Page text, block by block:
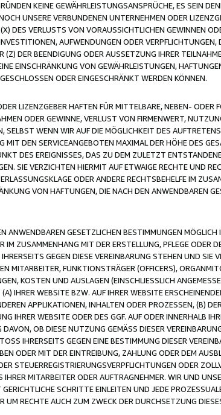
KEINE GEWÄHRLEISTUNGSANSPRÜCHE, ES SEIN
UNSERE VERBUNDENEN UNTERNEHMEN ODER
DES VERLUSTS VON VORAUSSICHTLICHEN GEWINNEN
AUFWENDUNGEN ODER
DER BEENDIGUNG ODER AUSSETZUNG IHRER
EINSCHRÄNKUNG VON GEWÄHRLEISTUNGEN,
ODER EINGESCHRÄNKT WERDEN KÖNNEN.
LIZENZGEBER HAFTEN FÜR MITTELBARE, NEBEN- ODER
ODER GEWINNE, VERLUST VON FIRMENWERT,
WENN WIR AUF DIE MÖGLICHKEIT DES
DEN SERVICEANGEBOTEN MAXIMAL DER HÖHE DES
DES EREIGNISSES, DAS ZU DEM ZULETZT
SIE VERZICHTEN HIERMIT AUF ETWAIGE RECHTE UND
ODER ANDERE RECHTSBEHELFE IM
VON HAFTUNGEN, DIE NACH DEN ANWENDBAREN
GESETZLICHEN BESTIMMUNGEN MÖGLICH
ZUSAMMENHANG MIT DER ERSTELLUNG, PFLEGE ODER
GEGEN DIESE VEREINBARUNG STEHEN UND SIE
MITARBEITER, FUNKTIONSTRÄGER (OFFICERS),
KOSTEN UND AUSLAGEN (EINSCHLIESSLICH
IHRER WEBSITE BZW. AUF IHRER WEBSITE
APPLIKATIONEN, INHALTEN ODER PROZESSEN, (B)
IHRER WEBSITE ODER DES GGF. AUF ODER INNERHALB
OB DIESE NUTZUNG GEMÄSS DIESER
IHRERSEITS GEGEN EINE BESTIMMUNG DIESER
ODER MIT DER EINTREIBUNG, ZAHLUNG ODER DEM
STEUERREGISTRIERUNGSVERPFLICHTUNGEN ODER
MITARBEITER ODER AUFTRAGNEHMER. WIR UND
SCHRITTE EINLEITEN UND JEDE
UM RECHTE AUCH ZUM ZWECK DER DURCHSETZUNG